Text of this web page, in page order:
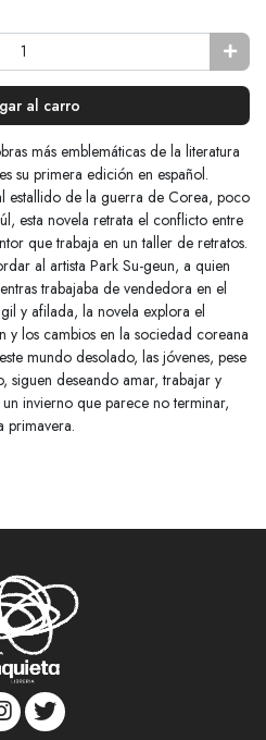
al carro
más emblemáticas de la literatura
su primera edición en español.
estallido de la guerra de Corea, poco
esta novela retrata el conflicto entre
que trabaja en un taller de retratos.
al artista Park Su-geun, a quien
trabajaba de vendedora en el
y afilada, la novela explora el
y los cambios en la sociedad coreana
mundo desolado, las jóvenes, pese
deseando amar, trabajar y
invierno que parece no terminar,
primavera.